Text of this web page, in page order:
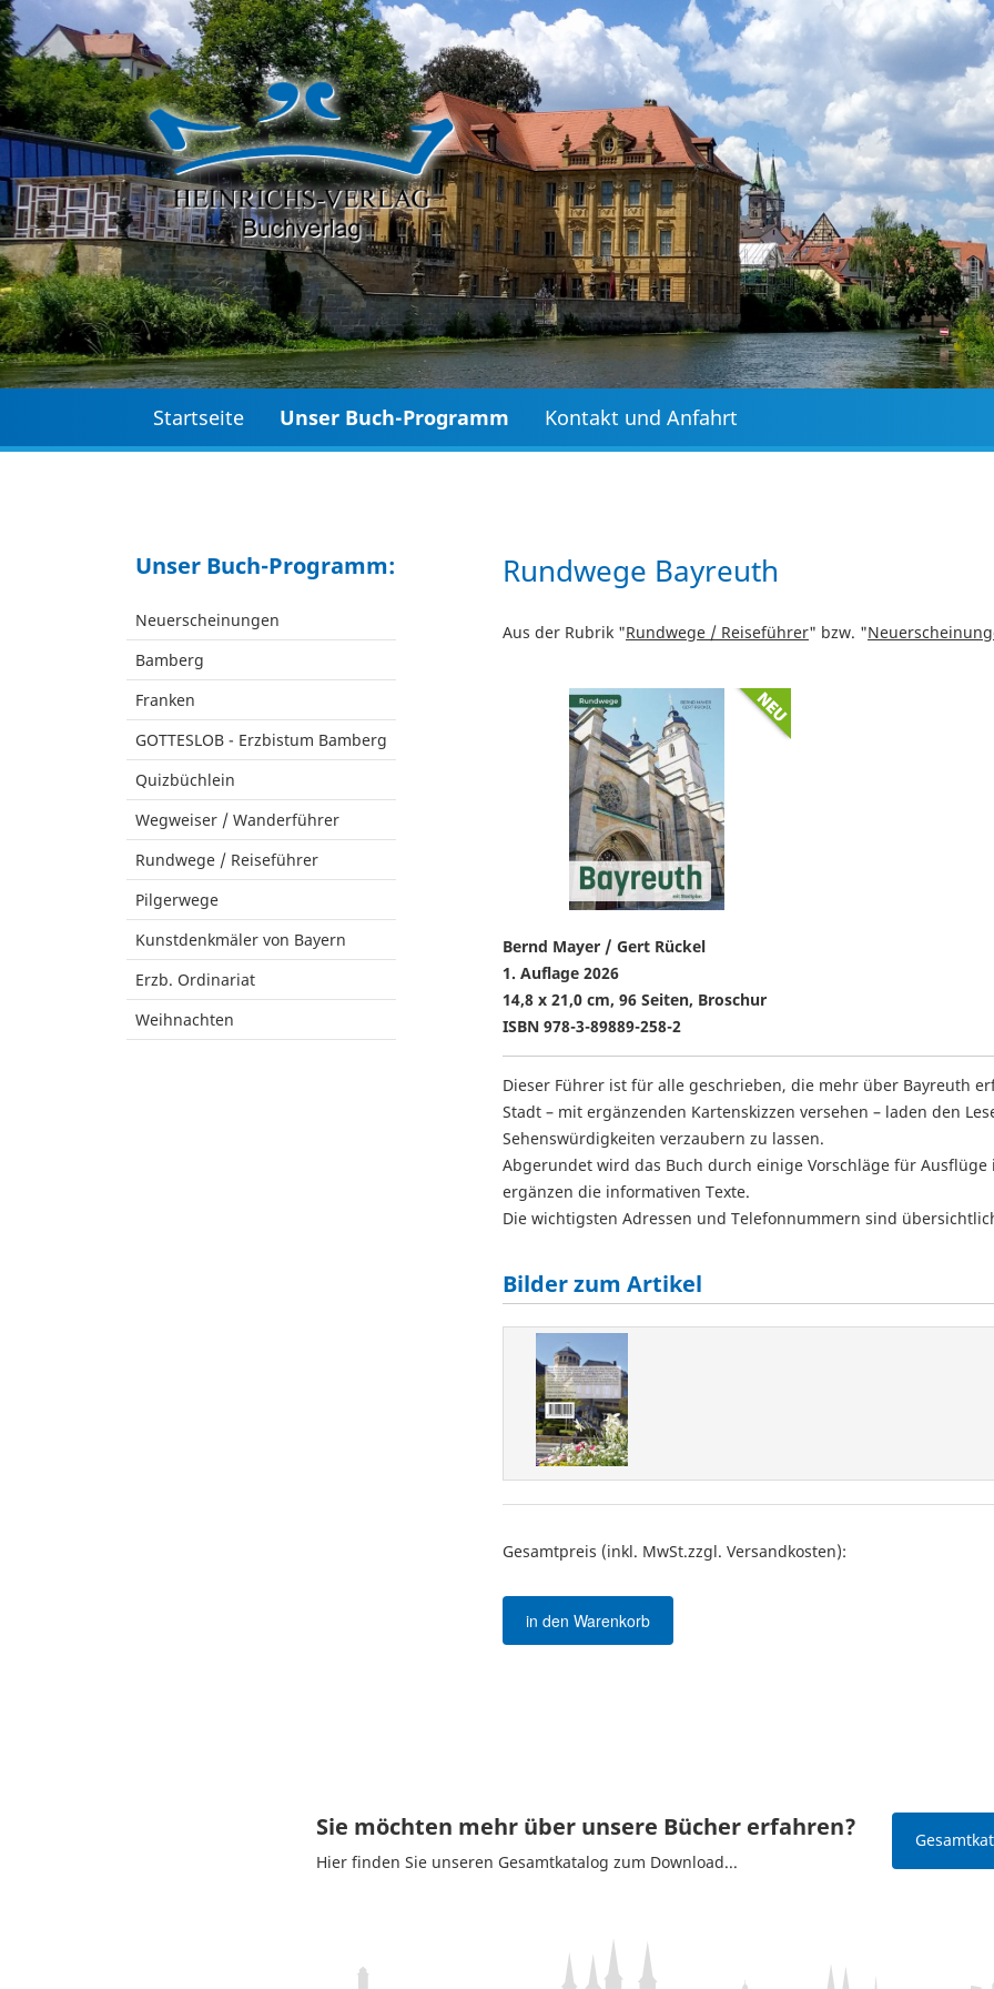
Startseite Unser Buch-Programm Kontakt und Anfahrt
Unser Buch-Programm:
Neuerscheinungen
Bamberg
Franken
GOTTESLOB - Erzbistum Bamberg
Quizbüchlein
Wegweiser / Wanderführer
Rundwege / Reiseführer
Pilgerwege
Kunstdenkmäler von Bayern
Erzb. Ordinariat
Weihnachten
Rundwege Bayreuth
Aus der Rubrik "Rundwege / Reiseführer" bzw. "
Bernd Mayer / Gert Rückel
1. Auflage 2026
14,8 x 21,0 cm, 96 Seiten, Broschur
ISBN 978-3-89889-258-2
Dieser Führer ist für alle geschrieben, die mehr über Bayreuth
Stadt – mit ergänzenden Kartenskizzen versehen – laden den
Sehenswürdigkeiten verzaubern zu lassen.
Abgerundet wird das Buch durch einige Vorschläge für
ergänzen die informativen Texte.
Die wichtigsten Adressen und Telefonnummern sind
Bilder zum Artikel
Gesamtpreis (inkl. MwSt.zzgl. Versandkosten):
in den Warenkorb
Sie möchten mehr über unsere Bücher erfahren?
Hier finden Sie unseren Gesamtkatalog zum Download...